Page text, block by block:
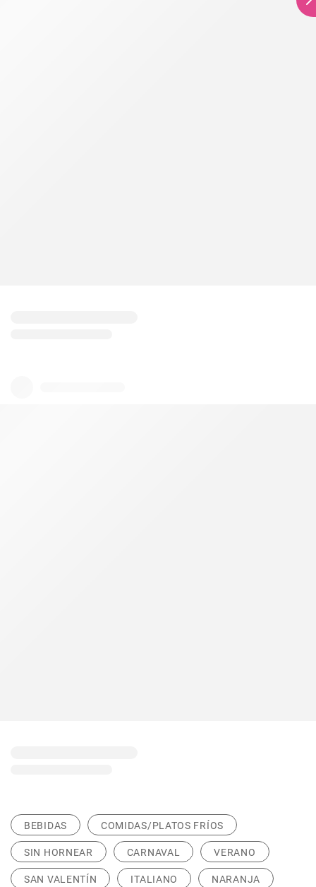
BEBIDAS COMIDAS/PLATOS FRÍOS
SIN HORNEAR CARNAVAL VERANO
SAN VALENTÍN ITALIANO NARANJA